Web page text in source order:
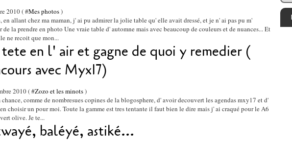
2010 ( #Mes photos)
en allant chez ma maman, j' ai pu admirer la jolie table qu' elle avait dressé, et je n' ai pas pu m'
de la prendre en photo Une vraie table d' automne mais avec beaucoup de couleurs et de nuances... Et
ne recoit que mon...
tete en l' air et gagne de quoi y remedier (
avec Myx17)
2010 ( #Zozo et les minots)
chance, comme de nombresues copines de la blogosphere, d' avoir decouvert les agendas mxy17 et d'
choisir un pour moi. Toute la gamme est tres tentante il faut bien le dire mais j' ai craqué pour le A6
olive. Je te...
baléyé, astiké...